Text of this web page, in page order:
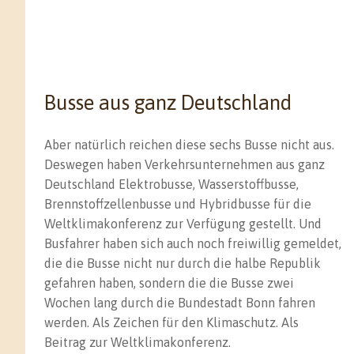
Busse aus ganz Deutschland
Aber natürlich reichen diese sechs Busse nicht aus.
Deswegen haben Verkehrsunternehmen aus ganz
Deutschland Elektrobusse, Wasserstoffbusse,
Brennstoffzellenbusse und Hybridbusse für die
Weltklimakonferenz zur Verfügung gestellt. Und
Busfahrer haben sich auch noch freiwillig gemeldet,
die die Busse nicht nur durch die halbe Republik
gefahren haben, sondern die die Busse zwei
Wochen lang durch die Bundestadt Bonn fahren
werden. Als Zeichen für den Klimaschutz. Als
Beitrag zur Weltklimakonferenz.